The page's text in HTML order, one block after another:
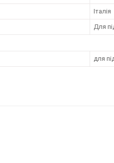
Італія
Для
для